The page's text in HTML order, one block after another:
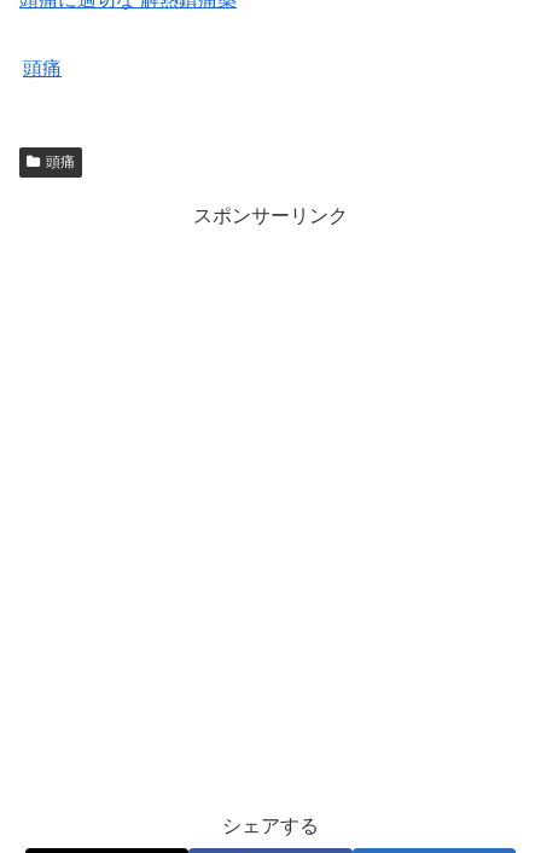
頭痛
頭痛
スポンサーリンク
シェアする